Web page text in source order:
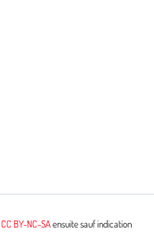
CC BY-NC-SAensuite sauf indication